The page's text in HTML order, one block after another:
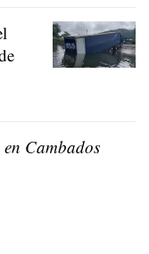
Cambados